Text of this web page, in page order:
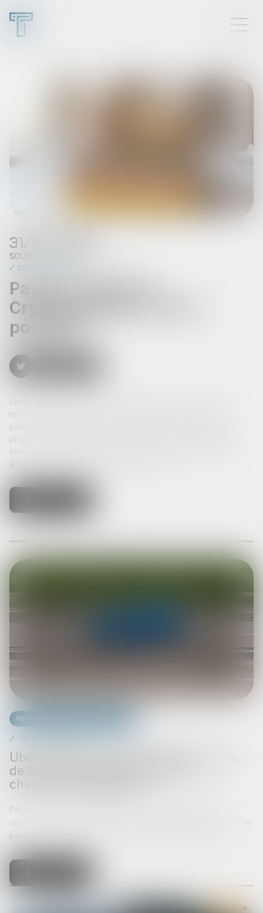
Payer son loyer en
Cryptomonnaie : est-ce
possible?
technophiles. Elles attirent aujourd’hui de plus en plus de
particuliers, d’investisseurs, de commerçants, et même, de
ces actifs numériques ne se limitent plus aux plateformes
d’échange ou aux portefeuilles en ligne...
31/07/2025
Source :
Uber échappe à la requalification : pas
de lien de subordination pour le
chauffeur indépendant
Relation individuelles au travail
Par un arrêt rendu le 9 juillet 2025, la Cour de cassation
confirme qu’un chauffeur VTC qui utilise la plateforme Uber ne
peut être regardé comme salarié, et rappelle que les tr...